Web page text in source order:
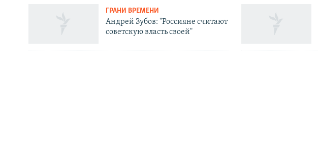
ГРАНИ ВРЕМЕНИ
Андрей Зубов: "Россияне считают
советскую власть своей"